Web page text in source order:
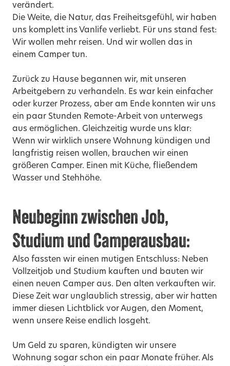
verändert.
Die Weite, die Natur, das Freiheitsgefühl, wir haben
uns komplett ins Vanlife verliebt. Für uns stand fest:
Wir wollen mehr reisen. Und wir wollen das in
einem Camper tun.
Zurück zu Hause begannen wir, mit unseren
Arbeitgebern zu verhandeln. Es war kein einfacher
oder kurzer Prozess, aber am Ende konnten wir uns
ein paar Stunden Remote-Arbeit von unterwegs
aus ermöglichen. Gleichzeitig wurde uns klar:
Wenn wir wirklich unsere Wohnung kündigen und
langfristig reisen wollen, brauchen wir einen
größeren Camper. Einen mit Küche, fließendem
Wasser und Stehhöhe.
Neubeginn zwischen Job,
Studium und Camperausbau:
Also fassten wir einen mutigen Entschluss: Neben
Vollzeitjob und Studium kauften und bauten wir
einen neuen Camper aus. Den alten verkauften wir.
Diese Zeit war unglaublich stressig, aber wir hatten
immer diesen Lichtblick vor Augen, den Moment,
wenn unsere Reise endlich losgeht.
Um Geld zu sparen, kündigten wir unsere
Wohnung sogar schon ein paar Monate früher. Als